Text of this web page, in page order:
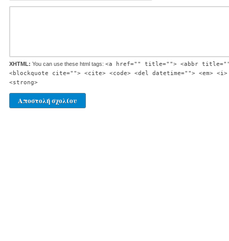
XHTML: You can use these html tags: <a href="" title=""> <abbr
<blockquote cite=""> <cite> <code> <del datetime=""> <em>
<strong>